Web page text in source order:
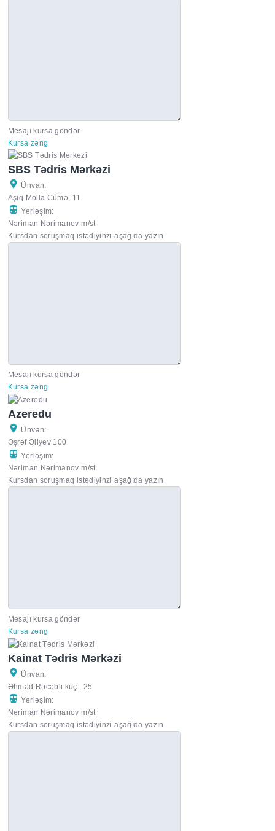
Mesajı kursa göndər
Kursa zəng
SBS Tədris Mərkəzi
Ünvan:
Aşıq Molla Cümə, 11
Yerləşim:
Nəriman Nərimanov m/st
Kursdan soruşmaq istədiyinzi aşağıda yazın
Mesajı kursa göndər
Kursa zəng
Azeredu
Ünvan:
Əşrəf Əliyev 100
Yerləşim:
Nəriman Nərimanov m/st
Kursdan soruşmaq istədiyinzi aşağıda yazın
Mesajı kursa göndər
Kursa zəng
Kainat Tədris Mərkəzi
Ünvan:
Əhməd Rəcəbli küç., 25
Yerləşim:
Nəriman Nərimanov m/st
Kursdan soruşmaq istədiyinzi aşağıda yazın